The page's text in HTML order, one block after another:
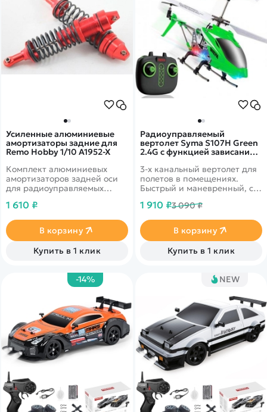
Радиоуправляемый
вертолет Syma S107H Green
2.4G с функцией зависания
3-х канальный вертолет для
полетов в помещениях.
Быстрый и маневренный, с
метров. Имеет яркую
также барометр для
удержания высоты
1 910 ₽3 090 ₽
В корзину
Купить в 1 клик
Усиленные алюминиевые
амортизаторы задние для
Remo Hobby 1/10 A1952-X
Комплект алюминиевых
амортизаторов задней оси
для радиоуправляемых
EX3 масштаба 1/10
1 610 ₽
В корзину
Купить в 1 клик
-14% NEW